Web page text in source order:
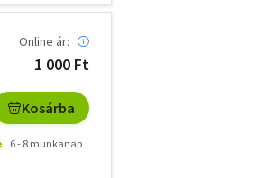
Online ár:
1 000 Ft
Kosárba
6 - 8 munkanap